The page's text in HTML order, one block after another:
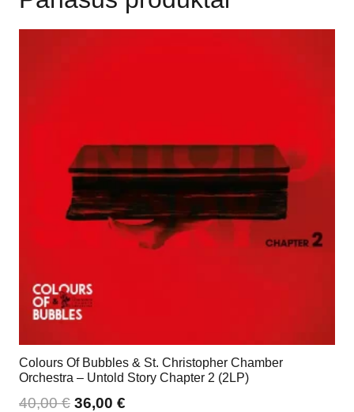
Colours Of Bubbles & St. Christopher Chamber
Orchestra – Untold Story Chapter 2 (2LP)
40,00€ 36,00 €